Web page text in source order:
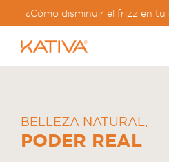
¿Cómo disminuir el frizz en tu
BELLEZA NATURAL ,
PODER REAL